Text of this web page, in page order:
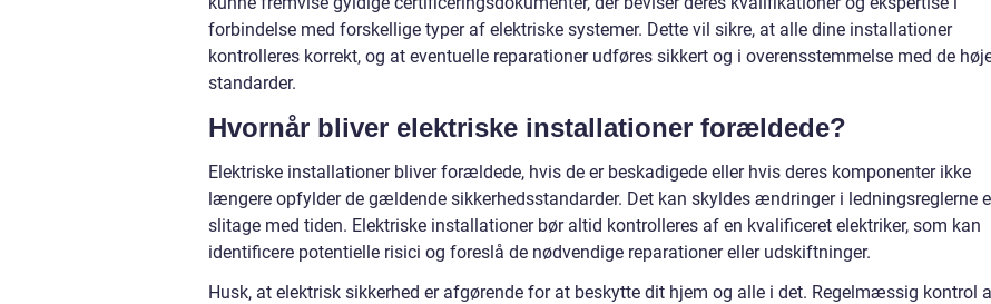
forbindelse med forskellige typer af elektriske systemer. Dette vil sikre, at alle dine installationer
kontrolleres korrekt, og at eventuelle reparationer udføres sikkert og i overensstemmelse med de
standarder.
Hvornår bliver elektriske installationer forældede?
Elektriske installationer bliver forældede, hvis de er beskadigede eller hvis deres komponenter ikke
længere opfylder de gældende sikkerhedsstandarder. Det kan skyldes ændringer i ledningsreglerne
slitage med tiden. Elektriske installationer bør altid kontrolleres af en kvalificeret elektriker, som kan
identificere potentielle risici og foreslå de nødvendige reparationer eller udskiftninger.
Husk, at elektrisk sikkerhed er afgørende for at beskytte dit hjem og alle i det. Regelmæssig kontrol